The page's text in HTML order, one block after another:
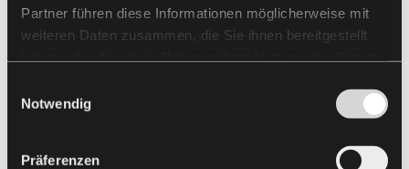
Partner führen diese Informationen möglicherweise mit
weiteren Daten zusammen, die Sie ihnen bereitgestellt
Notwendig
Präferenzen